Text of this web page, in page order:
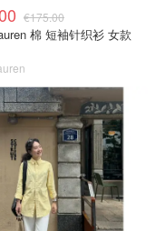
€175.00
棉 短袖针织衫 女款